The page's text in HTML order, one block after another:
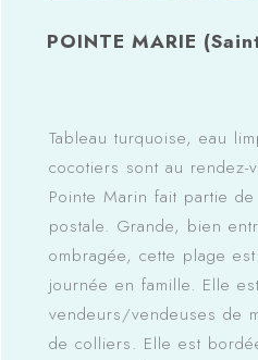
POINTE MARIE
Tableau turquoise, eau
cocotiers sont au rendez-
Pointe Marin fait partie
postale. Grande, bien
ombragée, cette plage
journée en famille. Elle
vendeurs/vendeuses de
de colliers. Elle est